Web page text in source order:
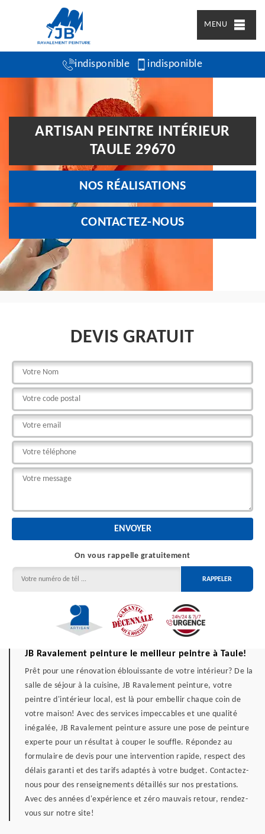
MENU
indisponible indisponible
ARTISAN PEINTRE INTÉRIEUR
TAULE 29670
NOS RÉALISATIONS
CONTACTEZ-NOUS
DEVIS GRATUIT
On vous rappelle gratuitement
JB Ravalement peinture le meilleur peintre à Taule!
Prêt pour une rénovation éblouissante de votre intérieur? De la
salle de séjour à la cuisine, JB Ravalement peinture, votre
peintre d'intérieur local, est là pour embellir chaque coin de
votre maison! Avec des services impeccables et une qualité
inégalée, JB Ravalement peinture assure une pose de peinture
experte pour un résultat à couper le souffle. Répondez au
formulaire de devis pour une intervention rapide, respect des
délais garanti et des tarifs adaptés à votre budget. Contactez-
nous pour des renseignements détaillés sur nos prestations.
Avec des années d'expérience et zéro mauvais retour, rendez-
vous sur notre site!